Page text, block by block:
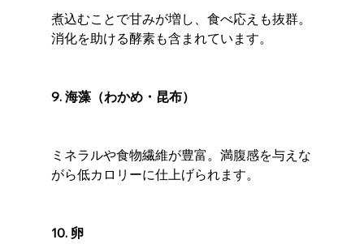
煮込むことで甘みが増し、食べ応えも抜群。
消化を助ける酵素も含まれています。
9. 海藻（わかめ・昆布）
ミネラルや食物繊維が豊富。満腹感を与えな
がら低カロリーに仕上げられます。
10. 卵